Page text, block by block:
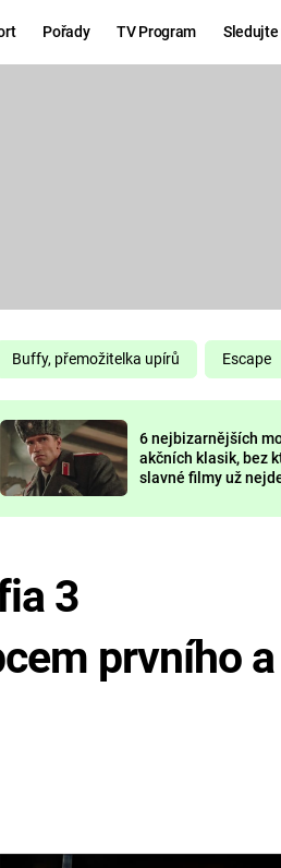
Pořady TV Program Sledujte
DELIVERANCE
Buffy, přemožitelka upírů Escape
6 nejbizarnějších
akčních klasik, bez
slavné filmy už
3
prvního a